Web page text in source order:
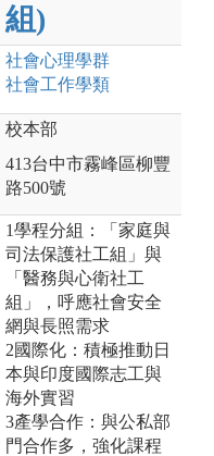
組)
社會心理學群
社會工作學類
校本部
413台中市霧峰區柳豐
路500號
1學程分組：「家庭與
司法保護社工組」與
「醫務與心衛社工
組」，呼應社會安全
網與長照需求
2國際化：積極推動日
本與印度國際志工與
海外實習
3產學合作：與公私部
門合作多，強化課程